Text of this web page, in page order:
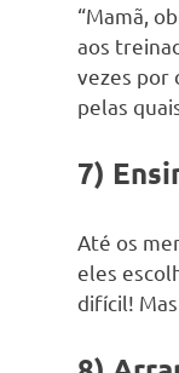
“Mamã,
aos
vezes por
pelas
7)
Até os
eles
difícil!